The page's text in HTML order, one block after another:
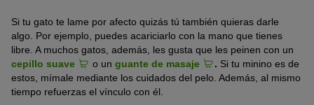
Si tu gato te lame por afecto quizás tú también quieras darle
algo. Por ejemplo, puedes acariciarlo con la mano que tienes
libre. A muchos gatos, además, les gusta que les peinen con un
cepillo suave
o un guante de masaje . Si tu minino es de
estos, mímale mediante los cuidados del pelo. Además, al mismo
tiempo refuerzas el vínculo con él.